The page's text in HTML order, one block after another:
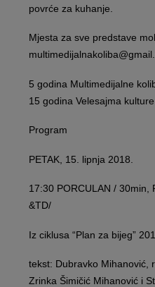
povrće za kuhanje.
Mjesta za sve predstave
5 godina Multimedijalne
15 godina Velesajma
Program
PETAK, 15. lipnja 2018.
17:30 PORCULAN / 30min,
&TD/
Iz ciklusa “Plan za bijeg”
tekst: Dubravko Mihanović,
Zrinka Šimičić Mihanović i